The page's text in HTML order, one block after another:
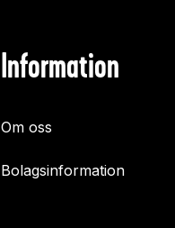
Information
Om oss
Bolagsinformation